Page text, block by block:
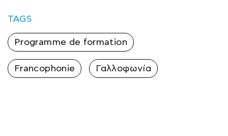
TAGS
Programme de formation
Francophonie Γαλλοφωνία